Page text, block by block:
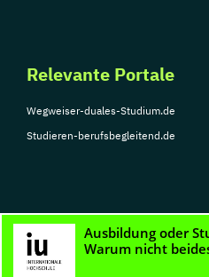
Relevante Portale
Wegweiser-duales-Studium.de
Studieren-berufsbegleitend.de
© Copyright 2026, TarGroup Media GmbH